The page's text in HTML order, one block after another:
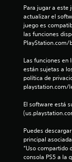
Para jugar a este
actualizar el
juego es
las funciones
PlayStation.com/
Las funciones en
están sujetas a
política de
playstation.com/
El software está
Puedes
principal
“Uso compartido
consola PS5 a la